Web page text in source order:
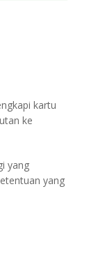
kartu
ke
yang
yang